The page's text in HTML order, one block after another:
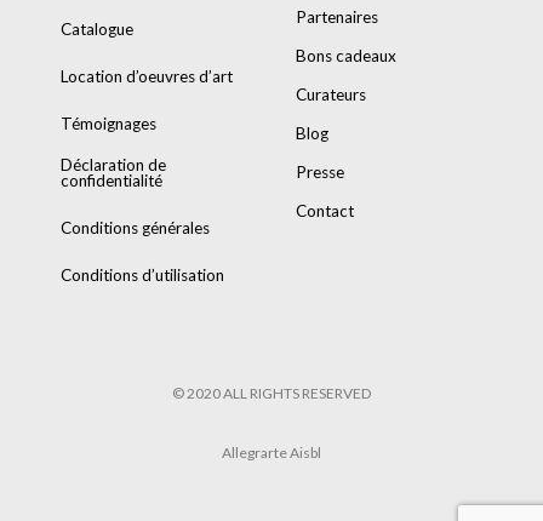
Catalogue
Location d’oeuvres d’art
Témoignages
Déclaration de
confidentialité
Conditions générales
Conditions d’utilisation
Partenaires
Bons cadeaux
Curateurs
Blog
Presse
Contact
© 2020 ALL RIGHTS RESERVED
Allegrarte Aisbl